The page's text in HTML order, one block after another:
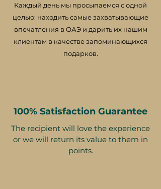
подходит для юбилеев,
медовых месяцев или просто
так.
Красиво упаковано–
Выберите из элегантной
Каждый день мы просыпаемся с одной
целью: находить самые захватывающие
впечатления в ОАЭ и дарить их нашим
клиентам в качестве запоминающихся
подарков.
100% Satisfaction Guarantee
The recipient will love the experience
or we will return its value to them in
points.